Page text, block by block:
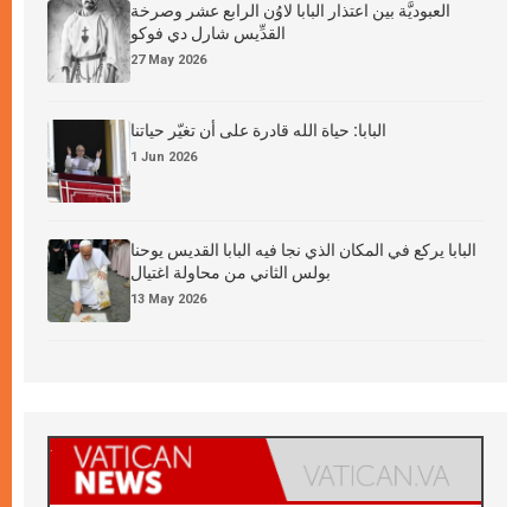
العبوديَّة بين اعتذار البابا لاوُن الرابع عشر وصرخة
القدِّيس شارل دي فوكو
27 May 2026
البابا: حياة الله قادرة على أن تغيّر حياتنا
1 Jun 2026
البابا يركع في المكان الذي نجا فيه البابا القديس يوحنا
بولس الثاني من محاولة اغتيال
13 May 2026